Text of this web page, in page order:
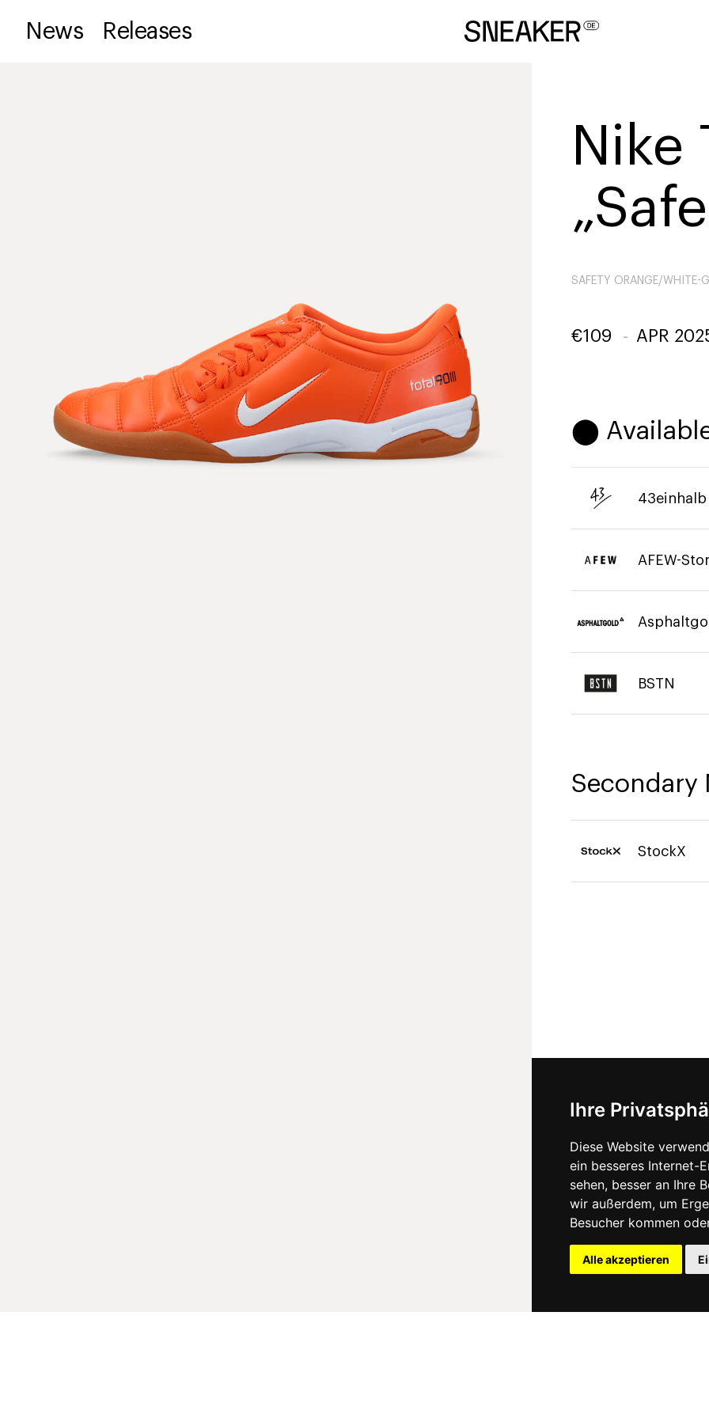
Ihre
Diese Website
ein besseres Internet-
sehen, besser an Ihre
wir außerdem, um
Besucher kommen
Alle akzeptieren
News Releases
Nike
SAFETY ORANGE/WHITE-
€109 - APR
⬤
43einhalb
AFEW-
BSTN
Secondary
StockX